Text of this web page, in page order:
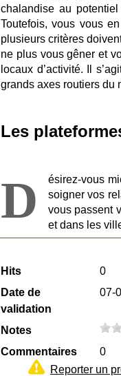
chalandise au
Toutefois, vous vous
plusieurs critères
ne plus vous gêner et
locaux d’activité. Il
grands axes routiers du
Les
D
ésirez-vous
soigner vos
vous passent
et dans les
Hits
0
Date de
validation
07-
Notes
Commentaires
0
Reporter un